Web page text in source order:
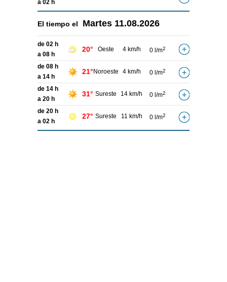
a 02 h
El tiempo el Martes 11.08.2026
de 02 h
a 08 h
20° Oeste 4 km/h 0 l/m2
de 08 h
a 14 h
21° Noroeste 4 km/h 0 l/m2
de 14 h
a 20 h
31° Sureste 14 km/h 0 l/m2
de 20 h
a 02 h
27° Sureste 11 km/h 0 l/m2